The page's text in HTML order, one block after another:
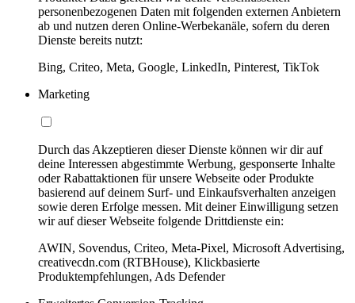
personenbezogenen Daten mit folgenden externen Anbietern
ab und nutzen deren Online-Werbekanäle, sofern du deren
Dienste bereits nutzt:
Bing, Criteo, Meta, Google, LinkedIn, Pinterest, TikTok
Marketing
Durch das Akzeptieren dieser Dienste können wir dir auf
deine Interessen abgestimmte Werbung, gesponserte Inhalte
oder Rabattaktionen für unsere Webseite oder Produkte
basierend auf deinem Surf- und Einkaufsverhalten anzeigen
sowie deren Erfolge messen. Mit deiner Einwilligung setzen
wir auf dieser Webseite folgende Drittdienste ein:
AWIN, Sovendus, Criteo, Meta-Pixel, Microsoft Advertising,
creativecdn.com (RTBHouse), Klickbasierte
Produktempfehlungen, Ads Defender